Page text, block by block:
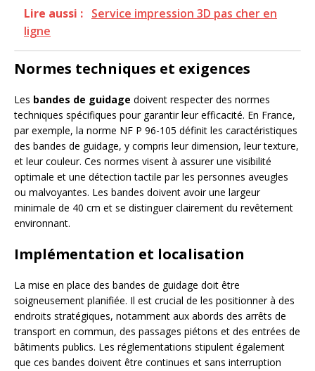
Lire aussi : Service impression 3D pas cher en
ligne
Normes techniques et exigences
Les bandes de guidage doivent respecter des normes
techniques spécifiques pour garantir leur efficacité. En France,
par exemple, la norme NF P 96-105 définit les caractéristiques
des bandes de guidage, y compris leur dimension, leur texture,
et leur couleur. Ces normes visent à assurer une visibilité
optimale et une détection tactile par les personnes aveugles
ou malvoyantes. Les bandes doivent avoir une largeur
minimale de 40 cm et se distinguer clairement du revêtement
environnant.
Implémentation et localisation
La mise en place des bandes de guidage doit être
soigneusement planifiée. Il est crucial de les positionner à des
endroits stratégiques, notamment aux abords des arrêts de
transport en commun, des passages piétons et des entrées de
bâtiments publics. Les réglementations stipulent également
que ces bandes doivent être continues et sans interruption